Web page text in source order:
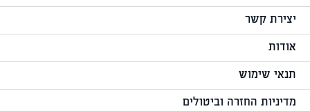
יצירת קשר
אודות
תנאי שימוש
מדיניות החזרה וביטולים